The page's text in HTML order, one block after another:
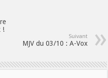
!
Suivant
MJV du 03/10 : A-Vox